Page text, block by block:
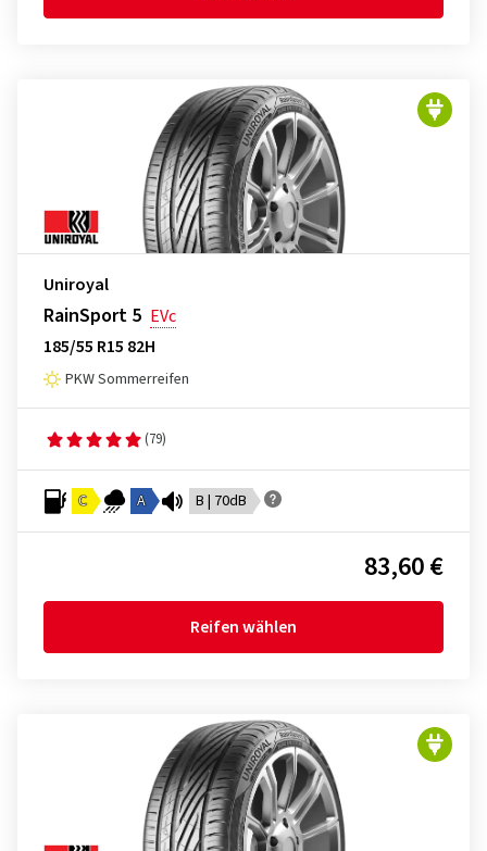
Uniroyal
RainSport 5 EVc
185/55 R15 82H
PKW Sommerreifen
(79)
C A B | 70dB
83,60 €
Reifen wählen